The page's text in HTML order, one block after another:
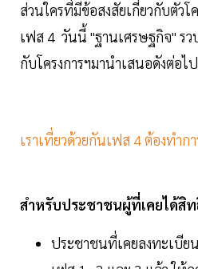
ส่วนใครที่มีข้อสงสัยเกี่ยวกับตัวโ
เฟส 4 วันนี้ "ฐานเศรษฐกิจ" รว
กับโครงการฯมานำเสนอดังต่อไ
เราเที่ยวด้วยกันเฟส 4 ต้องทำ
สำหรับประชาชนผู้ที่เคยได้สิท
ประชาชนที่เคยลงทะเบียน